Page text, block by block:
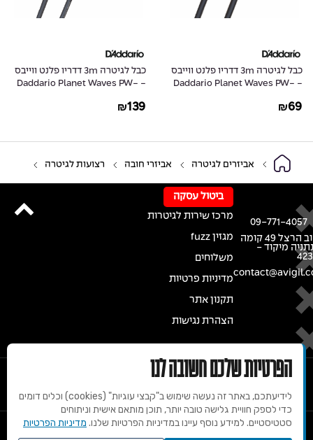
כבל לגיטרה 3m דדריו פלנט ווייבס
- Daddario Planet Waves PW-
₪69
כבל לגיטרה 3m דדריו פלנט ווייבס
- Daddario Planet Waves PW-
₪139
אביזרים לגיטרה אביזרי חובה רצועות לגיטרה
רחוב הרצל 49 קומה
מיקוד -
09-771-4057
ביטול עסקה
מרכז שירות לגיטרות
מגזין fuzz
משלוחים
מדיניות פרטיות
תקנון אתר
הצהרת נגישות
הפרטיות שלכם חשובה לנו
לידיעתכם, באתר זה נעשה שימוש ב"קבצי עוגיות" (cookies) וכלים דומים
כדי לספק חוויית גלישה טובה יותר, תוכן מותאם אישית וניתוחים
סטטיסטיים. למידע נוסף עיינו במדיניות הפרטיות שלנו. מדיניות הפרטיות